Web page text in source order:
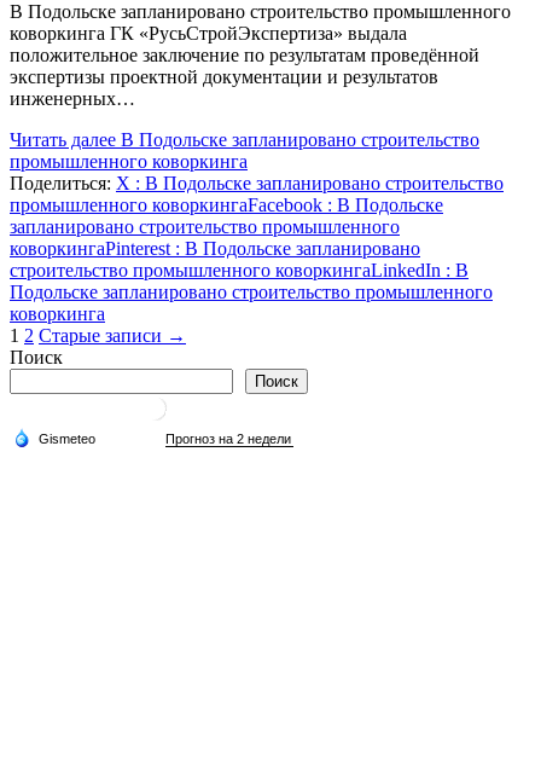
В Подольске запланировано строительство промышленного
коворкинга ГК «РусьСтройЭкспертиза» выдала
положительное заключение по результатам проведённой
экспертизы проектной документации и результатов
инженерных…
Читать далее В Подольске запланировано строительство
промышленного коворкинга
Поделиться: X : В Подольске запланировано строительство
промышленного коворкингаFacebook : В Подольске
запланировано строительство промышленного
коворкингаPinterest : В Подольске запланировано
строительство промышленного коворкингаLinkedIn : В
Подольске запланировано строительство промышленного
коворкинга
Пагинация
записей
1 2 Старые записи →
Поиск
Поиск